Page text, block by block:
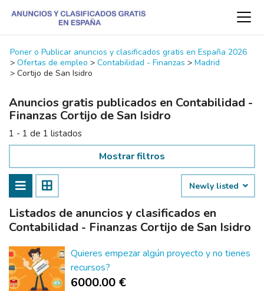
Poner o Publicar anuncios y clasificados gratis en España 2026
> Ofertas de empleo > Contabilidad - Finanzas > Madrid
> Cortijo de San Isidro
Anuncios gratis publicados en Contabilidad -
Finanzas Cortijo de San Isidro
1 - 1 de 1 listados
Mostrar filtros
Newly listed
Listados de anuncios y clasificados en
Contabilidad - Finanzas Cortijo de San Isidro
Quieres empezar algún proyecto y no tienes
recursos?
6000.00 €